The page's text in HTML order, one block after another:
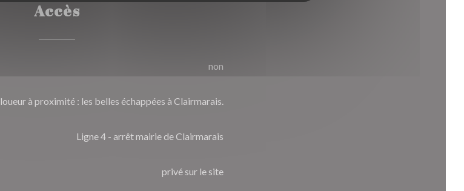
Accès
non
loueur à proximité : les belles échappées à Clairmarais.
Ligne 4 - arrêt mairie de Clairmarais
privé sur le site